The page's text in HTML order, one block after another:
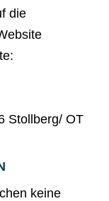
die
Stollberg/ OT
keine